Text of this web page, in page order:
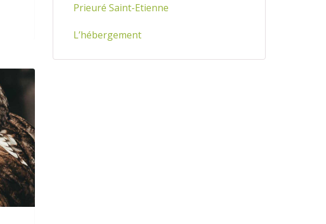
Prieuré Saint-Etienne
L’hébergement